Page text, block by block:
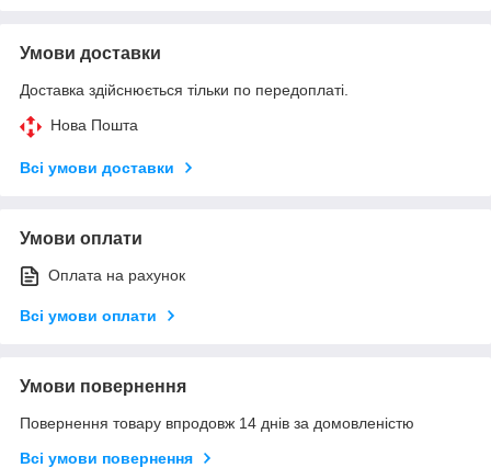
Умови доставки
Доставка здійснюється тільки по передоплаті.
Нова Пошта
Всі умови доставки
Умови оплати
Оплата на рахунок
Всі умови оплати
Умови повернення
Повернення товару впродовж 14 днів за домовленістю
Всі умови повернення